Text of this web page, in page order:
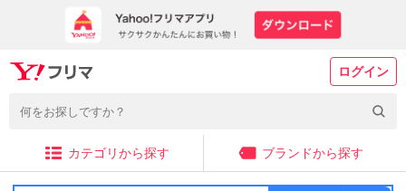
ログイン
カテゴリから探す ブランドから探す